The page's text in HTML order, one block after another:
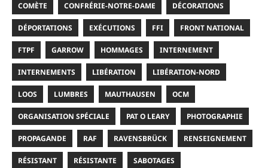
COMÈTE CONFRÉRIE-NOTRE-DAME DÉCORATIONS
DÉPORTATIONS EXÉCUTIONS FFI FRONT NATIONAL
FTPF GARROW HOMMAGES INTERNEMENT
INTERNEMENTS LIBÉRATION LIBÉRATION-NORD
LOOS LUMBRES MAUTHAUSEN OCM
ORGANISATION SPÉCIALE PAT O LEARY PHOTOGRAPHIE
PROPAGANDE RAF RAVENSBRÜCK RENSEIGNEMENT
RÉSISTANT RÉSISTANTE SABOTAGES